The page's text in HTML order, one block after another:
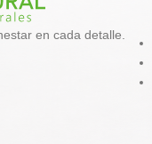
en cada detalle.